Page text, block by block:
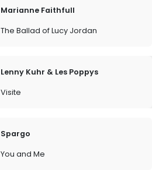
Marianne Faithfull
The Ballad of Lucy Jordan
Lenny Kuhr & Les Poppys
Visite
Spargo
You and Me